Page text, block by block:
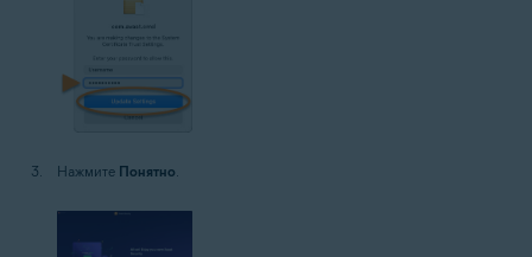
Нажмите Понятно